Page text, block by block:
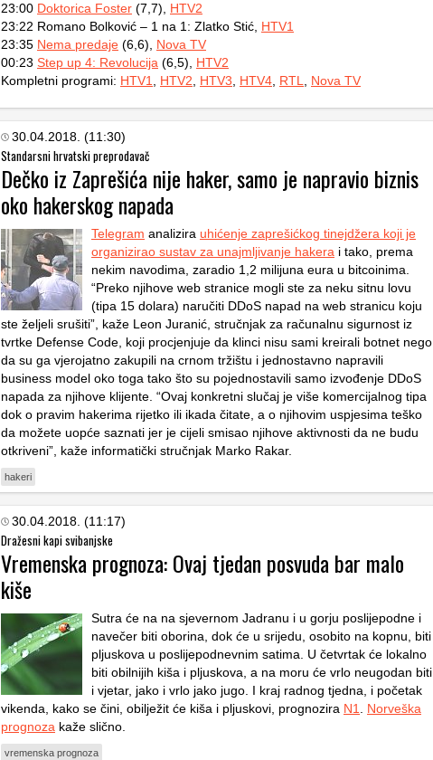
23:00 Doktorica Foster (7,7), HTV2
23:22 Romano Bolković – 1 na 1: Zlatko Stić, HTV1
23:35 Nema predaje (6,6), Nova TV
00:23 Step up 4: Revolucija (6,5), HTV2
Kompletni programi: HTV1 HTV2 HTV3 HTV4 RTL Nova TV
30.04.2018. (11:30)
Standarsni hrvatski preprodavač
Dečko iz Zaprešića nije haker, samo je napravio biznis
oko hakerskog napada
Telegram analizira uhićenje zaprešićkog tinejdžera koji je
organizirao sustav za unajmljivanje hakera i tako, prema
nekim navodima, zaradio 1,2 milijuna eura u bitcoinima.
“Preko njihove web stranice mogli ste za neku sitnu lovu
(tipa 15 dolara) naručiti DDoS napad na web stranicu koju
ste željeli srušiti”, kaže Leon Juranić, stručnjak za računalnu sigurnost iz
tvrtke Defense Code, koji procjenjuje da klinci nisu sami kreirali botnet nego
da su ga vjerojatno zakupili na crnom tržištu i jednostavno napravili
business model oko toga tako što su pojednostavili samo izvođenje DDoS
napada za njihove klijente. “Ovaj konkretni slučaj je više komercijalnog tipa
dok o pravim hakerima rijetko ili ikada čitate, a o njihovim uspjesima teško
da možete uopće saznati jer je cijeli smisao njihove aktivnosti da ne budu
otkriveni”, kaže informatički stručnjak Marko Rakar.
hakeri
30.04.2018. (11:17)
Dražesni kapi svibanjske
Vremenska prognoza: Ovaj tjedan posvuda bar malo
kiše
Sutra će na na sjevernom Jadranu i u gorju poslijepodne i
navečer biti oborina, dok će u srijedu, osobito na kopnu, biti
pljuskova u poslijepodnevnim satima. U četvrtak će lokalno
biti obilnijih kiša i pljuskova, a na moru će vrlo neugodan biti
i vjetar, jako i vrlo jako jugo. I kraj radnog tjedna, i početak
vikenda, kako se čini, obilježit će kiša i pljuskovi, prognozira N1
Norveška
prognoza kaže slično.
vremenska prognoza